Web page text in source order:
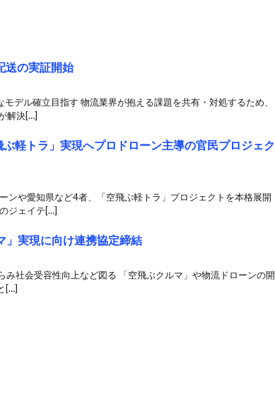
送の実証開始
デル確立目指す 物流業界が抱える課題を共有・対処するため、
解決[…]
軽トラ」実現へプロドローン主導の官民プロジェク
ンや愛知県など4者、「空飛ぶ軽トラ」プロジェクトを本格展開
ジェイテ[…]
実現に向け連携協定締結
み社会受容性向上など図る 「空飛ぶクルマ」や物流ドローンの開
[…]